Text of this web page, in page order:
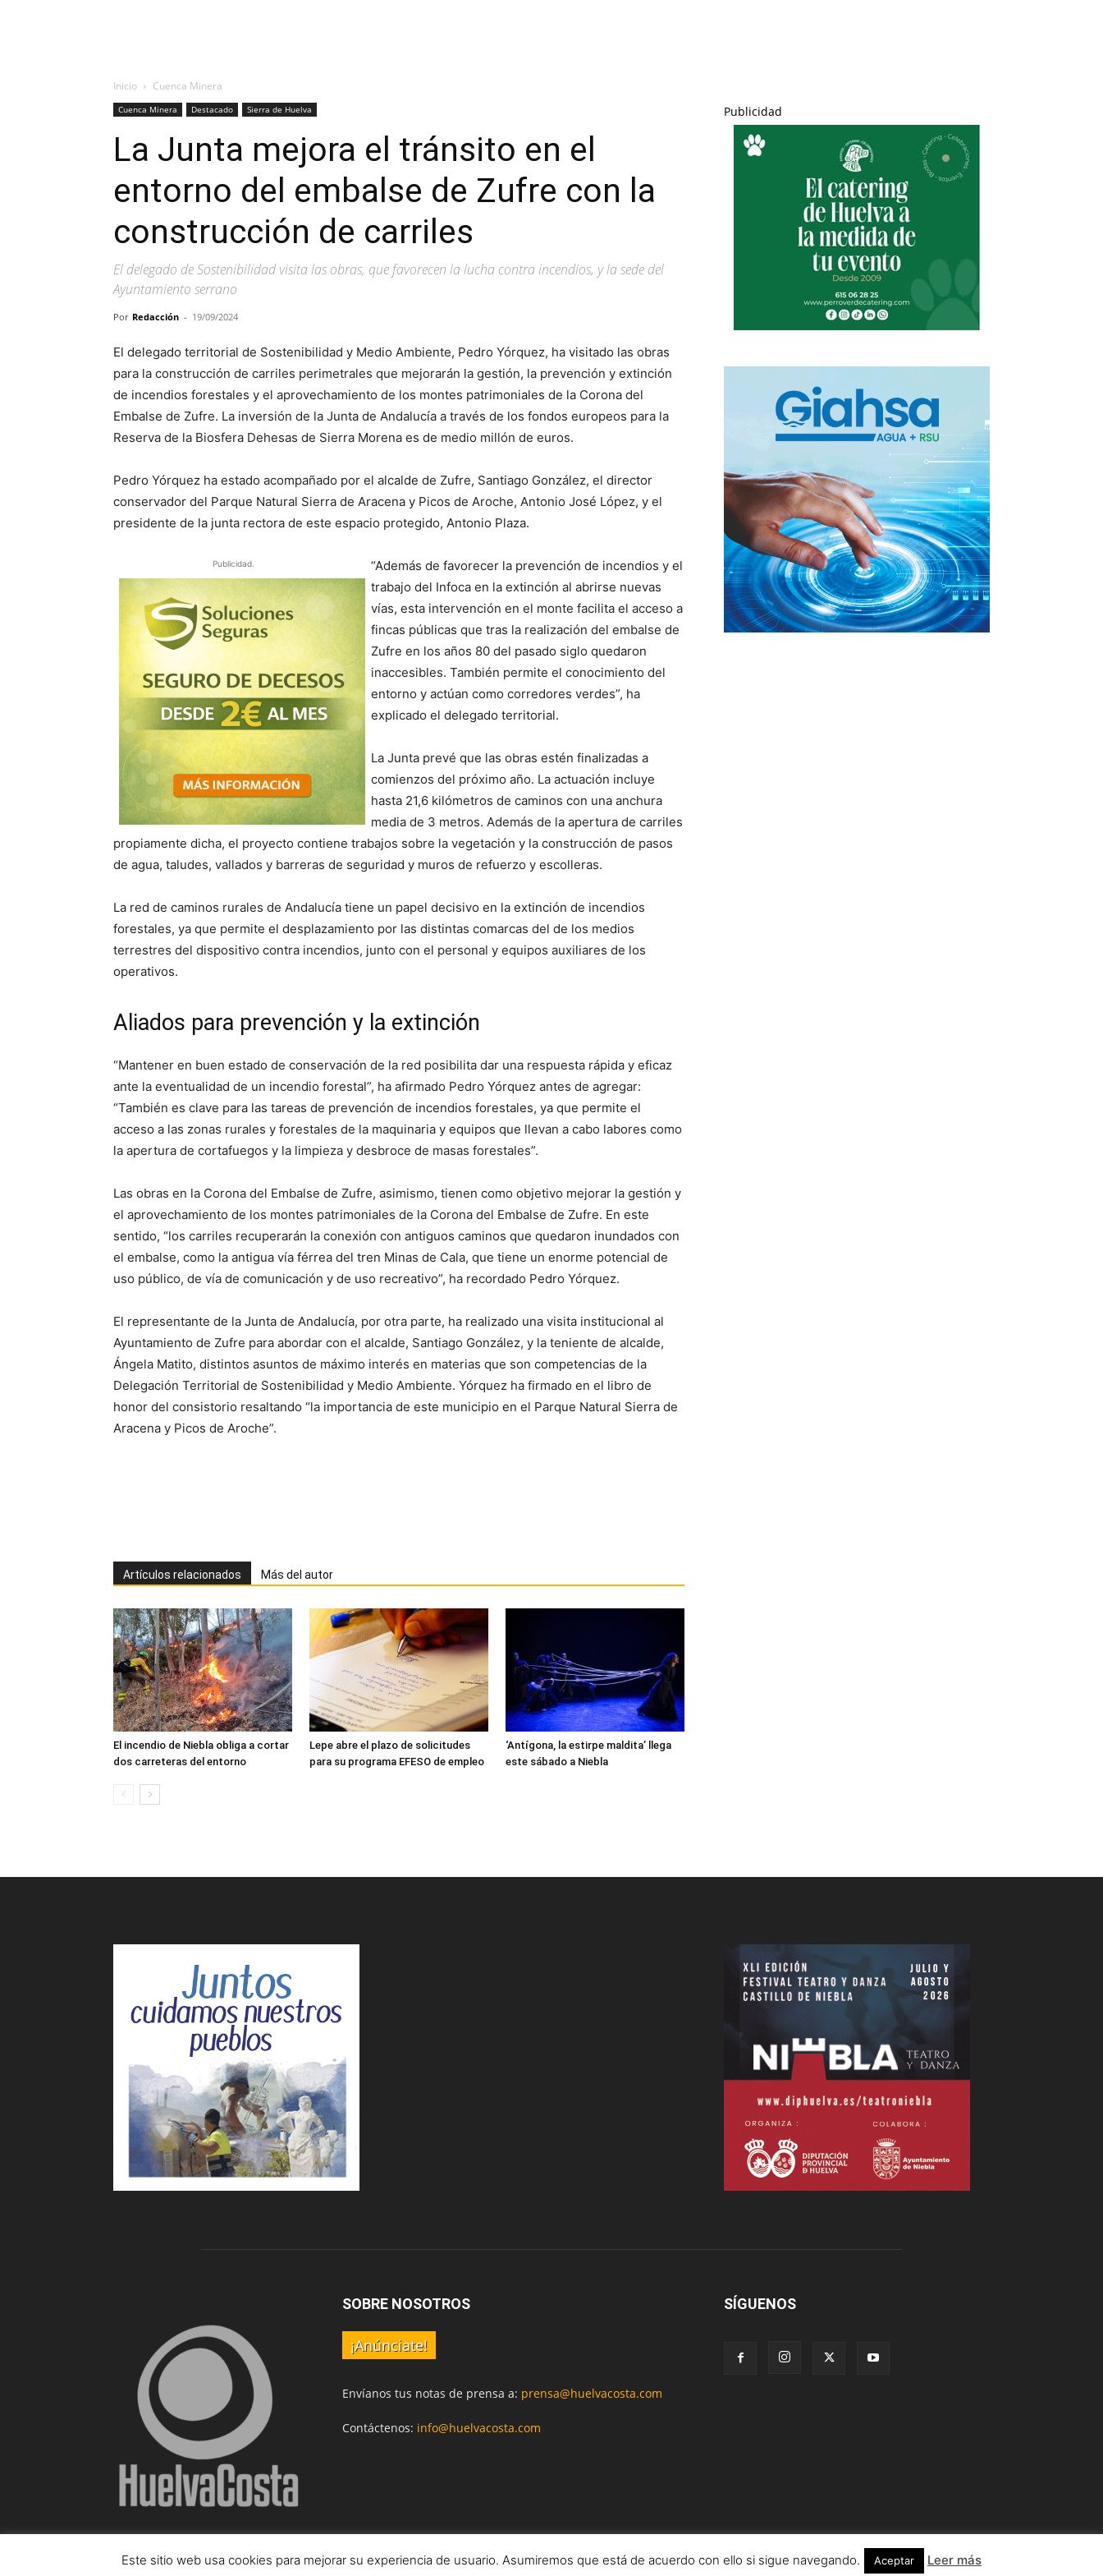
Inicio Cuenca Minera
Cuenca Minera Destacado Sierra de Huelva
La Junta mejora el tránsito en el
entorno del embalse de Zufre con la
construcción de carriles
El delegado de Sostenibilidad visita las obras, que favorecen la lucha contra incendios, y la sede del
Ayuntamiento serrano
Por Redacción - 19/09/2024
El delegado territorial de Sostenibilidad y Medio Ambiente, Pedro Yórquez, ha visitado las obras
para la construcción de carriles perimetrales que mejorarán la gestión, la prevención y extinción
de incendios forestales y el aprovechamiento de los montes patrimoniales de la Corona del
Embalse de Zufre. La inversión de la Junta de Andalucía a través de los fondos europeos para la
Reserva de la Biosfera Dehesas de Sierra Morena es de medio millón de euros.
Pedro Yórquez ha estado acompañado por el alcalde de Zufre, Santiago González, el director
conservador del Parque Natural Sierra de Aracena y Picos de Aroche, Antonio José López, y el
presidente de la junta rectora de este espacio protegido, Antonio Plaza.
Publicidad.
“Además de favorecer la prevención de incendios y el
trabajo del Infoca en la extinción al abrirse nuevas
vías, esta intervención en el monte facilita el acceso a
fincas públicas que tras la realización del embalse de
Zufre en los años 80 del pasado siglo quedaron
inaccesibles. También permite el conocimiento del
entorno y actúan como corredores verdes”, ha
explicado el delegado territorial.
La Junta prevé que las obras estén finalizadas a
comienzos del próximo año. La actuación incluye
hasta 21,6 kilómetros de caminos con una anchura
media de 3 metros. Además de la apertura de carriles
propiamente dicha, el proyecto contiene trabajos sobre la vegetación y la construcción de pasos
de agua, taludes, vallados y barreras de seguridad y muros de refuerzo y escolleras.
La red de caminos rurales de Andalucía tiene un papel decisivo en la extinción de incendios
forestales, ya que permite el desplazamiento por las distintas comarcas del de los medios
terrestres del dispositivo contra incendios, junto con el personal y equipos auxiliares de los
operativos.
Aliados para prevención y la extinción
“Mantener en buen estado de conservación de la red posibilita dar una respuesta rápida y eficaz
ante la eventualidad de un incendio forestal”, ha afirmado Pedro Yórquez antes de agregar:
“También es clave para las tareas de prevención de incendios forestales, ya que permite el
acceso a las zonas rurales y forestales de la maquinaria y equipos que llevan a cabo labores como
la apertura de cortafuegos y la limpieza y desbroce de masas forestales”.
Las obras en la Corona del Embalse de Zufre, asimismo, tienen como objetivo mejorar la gestión y
el aprovechamiento de los montes patrimoniales de la Corona del Embalse de Zufre. En este
sentido, “los carriles recuperarán la conexión con antiguos caminos que quedaron inundados con
el embalse, como la antigua vía férrea del tren Minas de Cala, que tiene un enorme potencial de
uso público, de vía de comunicación y de uso recreativo”, ha recordado Pedro Yórquez.
El representante de la Junta de Andalucía, por otra parte, ha realizado una visita institucional al
Ayuntamiento de Zufre para abordar con el alcalde, Santiago González, y la teniente de alcalde,
Ángela Matito, distintos asuntos de máximo interés en materias que son competencias de la
Delegación Territorial de Sostenibilidad y Medio Ambiente. Yórquez ha firmado en el libro de
honor del consistorio resaltando “la importancia de este municipio en el Parque Natural Sierra de
Aracena y Picos de Aroche”.
Artículos relacionados Más del autor
El incendio de Niebla obliga a cortar
dos carreteras del entorno
Lepe abre el plazo de solicitudes
para su programa EFESO de empleo
‘Antígona, la estirpe maldita’ llega
este sábado a Niebla
Publicidad
SOBRE NOSOTROS
¡Anúnciate!
Envíanos tus notas de prensa a: prensa@huelvacosta.com
Contáctenos: info@huelvacosta.com
SÍGUENOS
Información legal Condiciones de uso
© HuelvaCosta
Este sitio web usa cookies para mejorar su experiencia de usuario. Asumiremos que está de acuerdo con ello si sigue navegando. Aceptar Leer más